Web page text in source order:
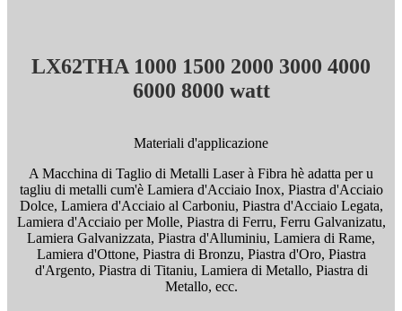
LX62THA 1000 1500 2000 3000 4000
6000 8000 watt
Materiali d'applicazione
A Macchina di Taglio di Metalli Laser à Fibra hè adatta per u
tagliu di metalli cum'è Lamiera d'Acciaio Inox, Piastra d'Acciaio
Dolce, Lamiera d'Acciaio al Carboniu, Piastra d'Acciaio Legata,
Lamiera d'Acciaio per Molle, Piastra di Ferru, Ferru Galvanizatu,
Lamiera Galvanizzata, Piastra d'Alluminiu, Lamiera di Rame,
Lamiera d'Ottone, Piastra di Bronzu, Piastra d'Oro, Piastra
d'Argento, Piastra di Titaniu, Lamiera di Metallo, Piastra di
Metallo, ecc.